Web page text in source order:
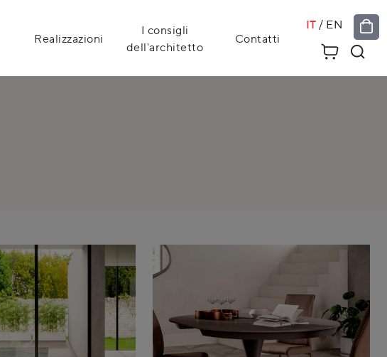
Realizzazioni
I consigli
dell'architetto
Contatti
IT / EN